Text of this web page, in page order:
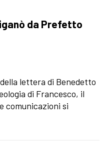
da Prefetto
lettera di Benedetto
di Francesco, il
comunicazioni si